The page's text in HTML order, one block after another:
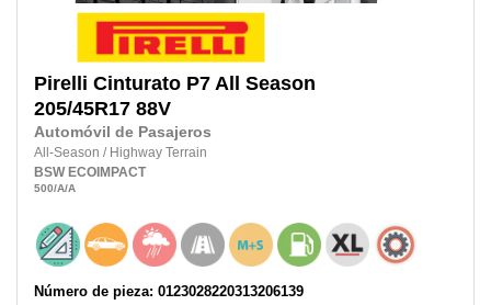
Pirelli Cinturato P7 All Season
205/45R17 88V
Automóvil de Pasajeros
All-Season / Highway Terrain
BSW ECOIMPACT
500/A/A
Número de pieza: 0123028220313206139